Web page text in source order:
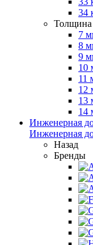
34
Толщина
7
8
9
10
11
12
13
14
Инженерная
Инженерная
Назад
Бренды